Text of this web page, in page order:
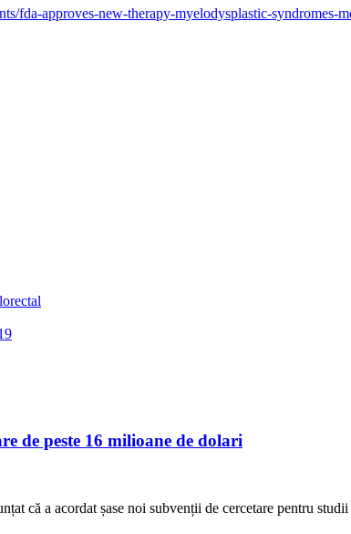
fda-approves-new-therapy-myelodysplastic-syndromes-
de peste 16 milioane de dolari
că a acordat șase noi subvenții de cercetare pentru